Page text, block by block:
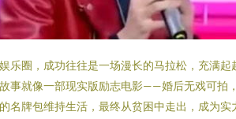
乐圈，成功往往是一场漫长的马拉松，充满
事就像一部现实版励志电影——婚后无戏可拍
名牌包维持生活，最终从贫困中走出，成为